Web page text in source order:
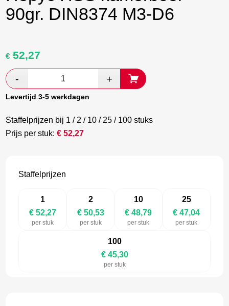
90gr. DIN8374 M3-D6
Oorspronkelijke
prijs
was:
€ 87,12.
€ 52,27
prijs
€ 50,53.
Levertijd 3-5 werkdagen
Staffelprijzen bij 1 / 2 / 10 / 25 / 100 stuks
Prijs per stuk:€52,27
Staffelprijzen
1
€ 52,27
per stuk
2
€ 50,53
per stuk
10
€ 48,79
per stuk
25
€ 47,04
per stuk
100
€ 45,30
per stuk